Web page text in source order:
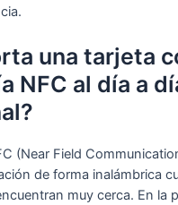
una tarjeta
NFC al día a
(Near Field
de forma inalámbrica
muy cerca. En la